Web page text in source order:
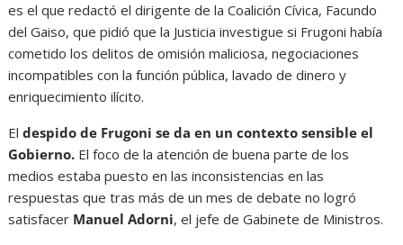
es el que redactó el dirigente de la Coalición Cívica, Facundo
del Gaiso, que pidió que la Justicia investigue si Frugoni había
cometido los delitos de omisión maliciosa, negociaciones
incompatibles con la función pública, lavado de dinero y
enriquecimiento ilícito.
Eldespido de Frugoni se da en un contexto sensible el
Gobierno. El foco de la atención de buena parte de los
medios estaba puesto en las inconsistencias en las
respuestas que tras más de un mes de debate no logró
satisfacer Manuel Adorni, el jefe de Gabinete de Ministros.